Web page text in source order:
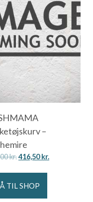
–
kr.416,50kr.
TIL SHOP